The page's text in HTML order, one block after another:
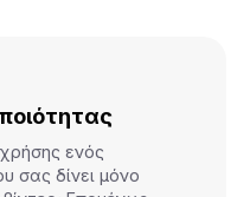
ενός
σας δίνει μόνο